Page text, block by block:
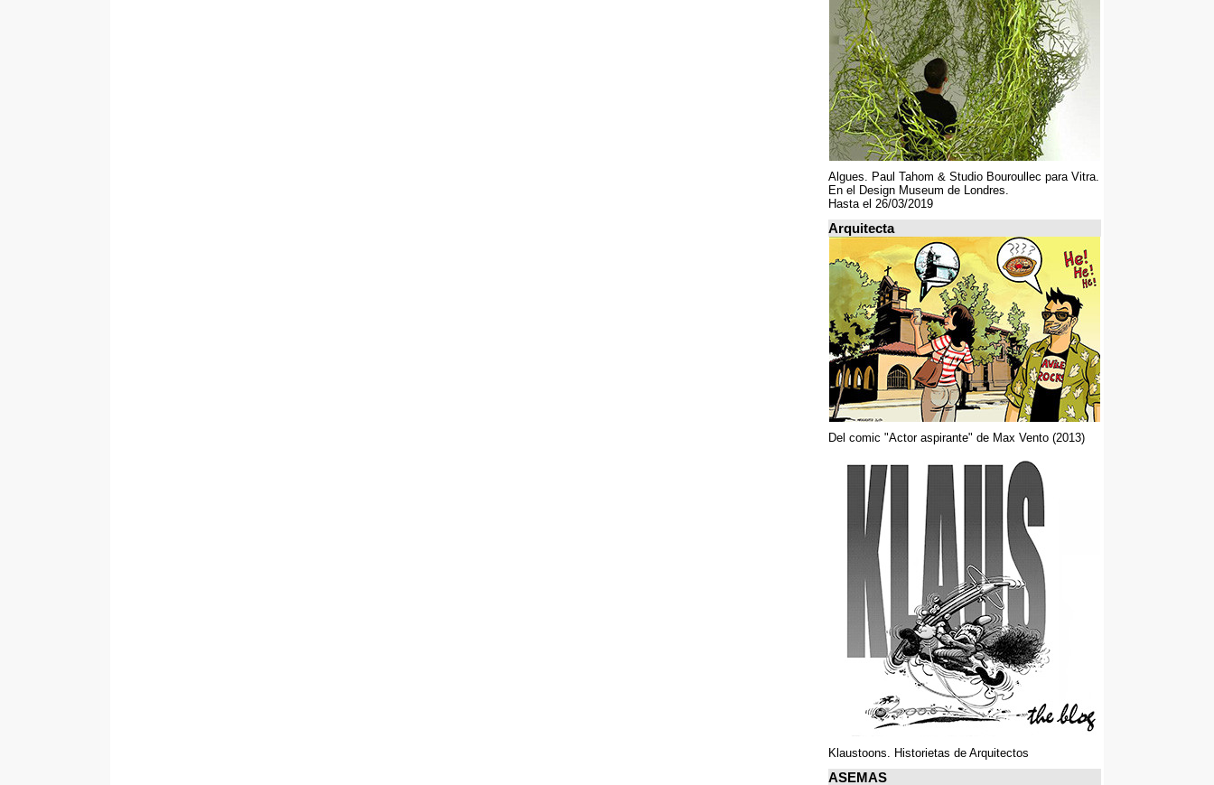
Algues. Paul Tahom & Studio Bouroullec para Vitra.
En el Design Museum de Londres.
Hasta el 26/03/2019
Arquitecta
Del comic "Actor aspirante" de Max Vento (2013)
Klaustoons. Historietas de Arquitectos
ASEMAS